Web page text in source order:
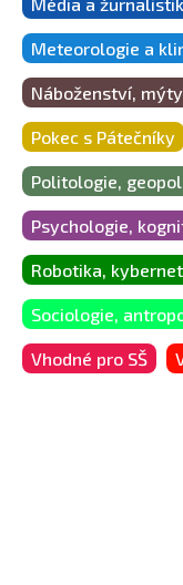
Meteorologie a
Náboženství,
Pokec s Pátečníky
Politologie,
Psychologie,
Robotika,
Sociologie,
Vhodné pro SŠ